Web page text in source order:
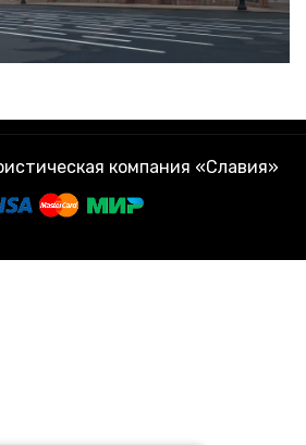
компания «Славия»